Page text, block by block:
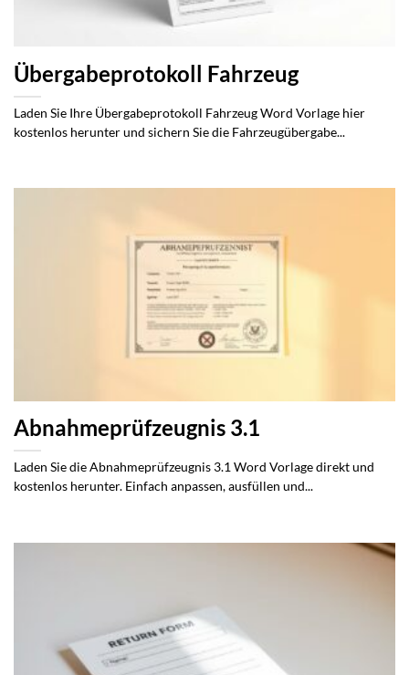
Übergabeprotokoll Fahrzeug
Laden Sie Ihre Übergabeprotokoll Fahrzeug Word Vorlage hier
kostenlos herunter und sichern Sie die Fahrzeugübergabe...
Abnahmeprüfzeugnis 3.1
Laden Sie die Abnahmeprüfzeugnis 3.1 Word Vorlage direkt und
kostenlos herunter. Einfach anpassen, ausfüllen und...